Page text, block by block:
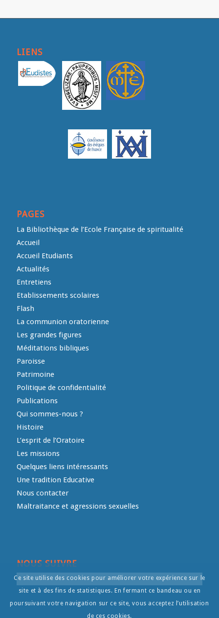
LIENS
PAGES
La Bibliothèque de l’Ecole Française de spiritualité
Accueil
Accueil Etudiants
Actualités
Entretiens
Etablissements scolaires
Flash
La communion oratorienne
Les grandes figures
Méditations bibliques
Paroisse
Patrimoine
Politique de confidentialité
Publications
Qui sommes-nous ?
Histoire
L’esprit de l’Oratoire
Les missions
Quelques liens intéressants
Une tradition Educative
Nous contacter
Maltraitance et agressions sexuelles
NOUS SUIVRE
Ce site utilise des cookies pour améliorer votre expérience sur le
site et à des fins de statistiques. En fermant ce bandeau ou en
poursuivant votre navigation sur ce site, vous acceptez l’utilisation
de ces cookies.